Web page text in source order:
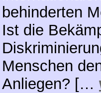
behinderten
Ist die
Menschen
Anliegen? […